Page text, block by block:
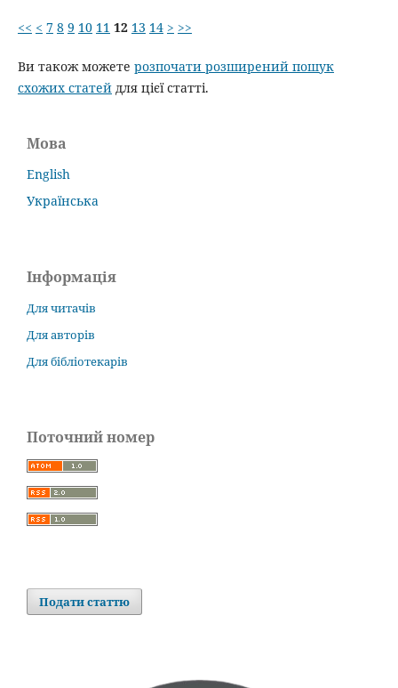
<< < 7 8 9 10 11 12 13 14 > >>
Ви також можете розпочати розширений пошук
схожих статейдля цієї статті.
Мова
English
Українська
Інформація
Для читачів
Для авторів
Для бібліотекарів
Поточний номер
Подати статтю